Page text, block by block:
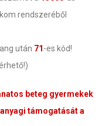
rendszeréből
után 71-es kód!
beteg gyermekek
támogatását a